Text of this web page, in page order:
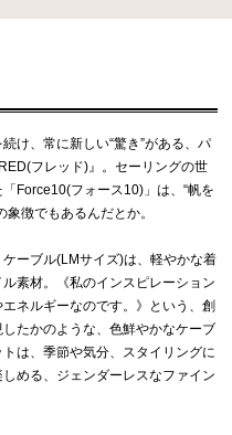
け、常に新しい“驚き”がある、パ
フレッド)』。セーリングの世
Force10(フォース10)」は、“帆を
徴でもあるんだとか。
ーブル(LMサイズ)は、軽やかな着
素材。《私のインスピレーション
ネルギーなのです。》という、創
たかのような、色鮮やかなケーブ
は、季節や気分、スタイリングに
める、ジェンダーレスなファイン